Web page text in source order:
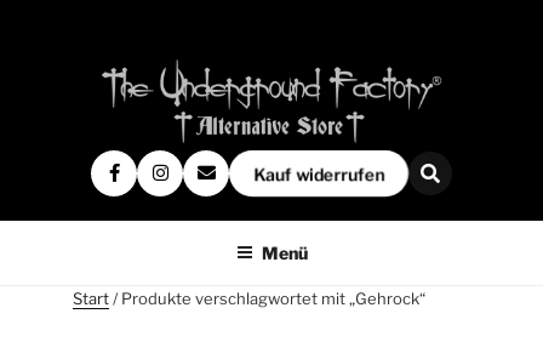
Kauf widerrufen
Menü
Start/ Produkte verschlagwortet mit „Gehrock“